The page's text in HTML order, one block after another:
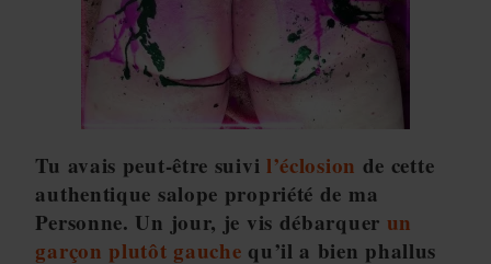
Tu avais peut-être suivi l’éclosion de cette
authentique salope propriété de ma
Personne. Un jour, je vis débarquer un
garçon plutôt gauche qu’il a bien phallus